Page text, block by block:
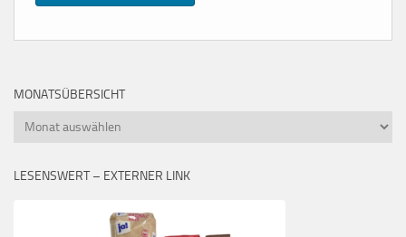
MONATSÜBERSICHT
Monatsübersicht
LESENSWERT – EXTERNER LINK